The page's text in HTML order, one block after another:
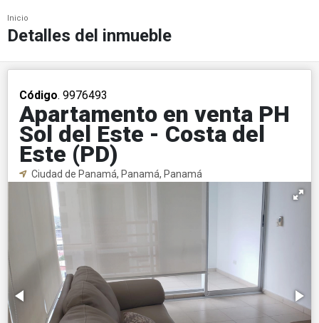
Inicio
Detalles del inmueble
Código. 9976493
Apartamento en venta PH
Sol del Este - Costa del
Este (PD)
Ciudad de Panamá, Panamá, Panamá